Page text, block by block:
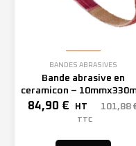
BANDES ABRASIVES
Bande abrasive en
ceramicon –
– Grain 60 – 333002
84,90 € HT 101,88
TTC